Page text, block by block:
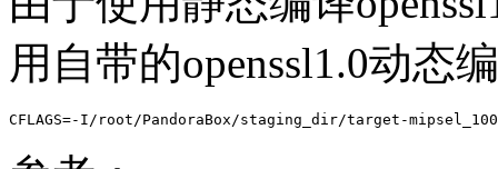
用自带的openssl1.0动态
CFLAGS=-I/root/PandoraBox/staging_dir/target-